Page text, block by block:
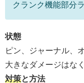
クランク機能部分
状態
ピン、ジャーナル、
大きなダメージはな
対策と方法